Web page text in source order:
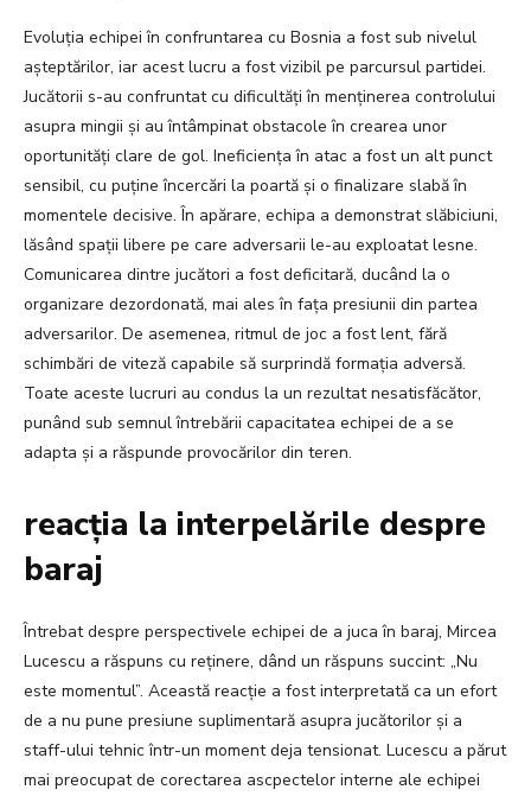
Evoluția echipei în confruntarea cu Bosnia a fost sub nivelul
așteptărilor, iar acest lucru a fost vizibil pe parcursul partidei.
Jucătorii s-au confruntat cu dificultăți în menținerea controlului
asupra mingii și au întâmpinat obstacole în crearea unor
oportunități clare de gol. Ineficiența în atac a fost un alt punct
sensibil, cu puține încercări la poartă și o finalizare slabă în
momentele decisive. În apărare, echipa a demonstrat slăbiciuni,
lăsând spații libere pe care adversarii le-au exploatat lesne.
Comunicarea dintre jucători a fost deficitară, ducând la o
organizare dezordonată, mai ales în fața presiunii din partea
adversarilor. De asemenea, ritmul de joc a fost lent, fără
schimbări de viteză capabile să surprindă formația adversă.
Toate aceste lucruri au condus la un rezultat nesatisfăcător,
punând sub semnul întrebării capacitatea echipei de a se
adapta și a răspunde provocărilor din teren.
reacția la interpelările despre
baraj
Întrebat despre perspectivele echipei de a juca în baraj, Mircea
Lucescu a răspuns cu reținere, dând un răspuns succint: „Nu
este momentul”. Această reacție a fost interpretată ca un efort
de a nu pune presiune suplimentară asupra jucătorilor și a
staff-ului tehnic într-un moment deja tensionat. Lucescu a părut
mai preocupat de corectarea ascpectelor interne ale echipei